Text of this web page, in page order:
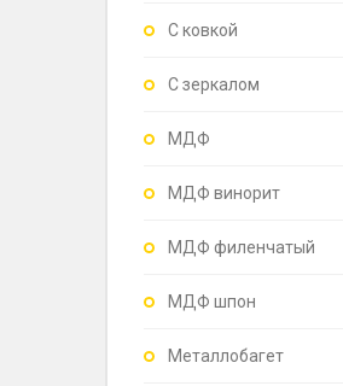
С ковкой
С зеркалом
МДФ
МДФ винорит
МДФ филенчатый
МДФ шпон
Металлобагет